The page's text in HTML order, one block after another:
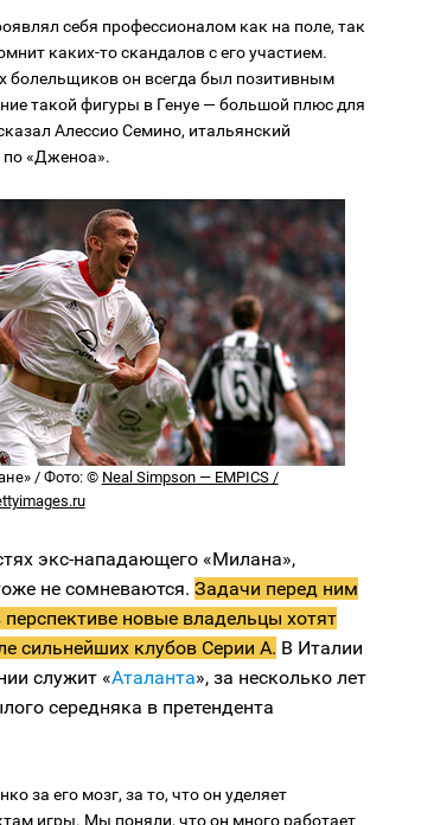
себя профессионалом как на поле, так
каких-то скандалов с его участием.
болельщиков он всегда был позитивным
такой фигуры в Генуе — большой плюс для
Алессио Семино, итальянский
по «Дженоа».
/ Фото: © Neal Simpson — EMPICS /
экс-нападающего «Милана»,
не сомневаются. Задачи перед ним
новые владельцы хотят
сильнейших клубов Серии А. В Италии
служит «Аталанта», за несколько лет
середняка в претендента
за его мозг, за то, что он уделяет
игры. Мы поняли, что он много работает